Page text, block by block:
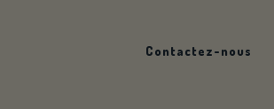
Contactez-nous